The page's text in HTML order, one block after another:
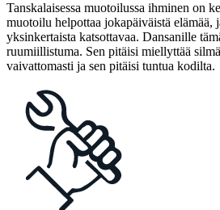
Tanskalaisessa muotoilussa ihminen on
muotoilu helpottaa jokapäiväistä elämää,
yksinkertaista katsottavaa. Dansanille
ruumiillistuma. Sen pitäisi miellyttää
vaivattomasti ja sen pitäisi tuntua kodilta.